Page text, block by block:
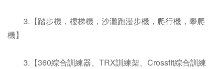
3.【踏步機，樓梯機，沙灘跑漫步機，爬行機，攀爬
機】
3.【360綜合訓練器、TRX訓練架、Crossfit綜合訓練